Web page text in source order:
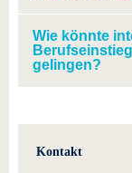
Wie könnte
gelingen?
Kontakt